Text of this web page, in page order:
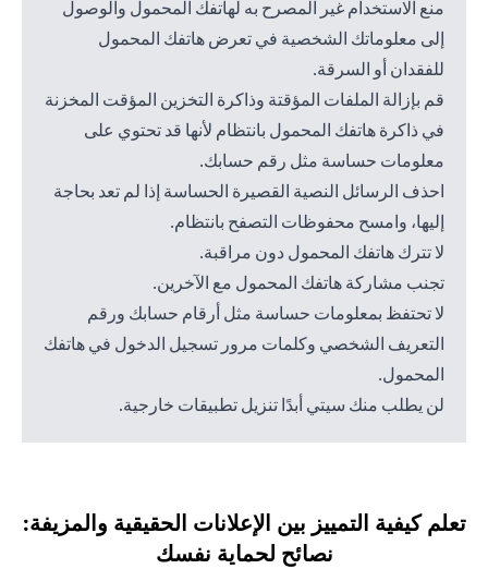
منع الاستخدام غير المصرح به لهاتفك المحمول والوصول
إلى معلوماتك الشخصية في تعرض هاتفك المحمول
للفقدان أو السرقة.
قم بإزالة الملفات المؤقتة وذاكرة التخزين المؤقت المخزنة
في ذاكرة هاتفك المحمول بانتظام لأنها قد تحتوي على
معلومات حساسة مثل رقم حسابك.
احذف الرسائل النصية القصيرة الحساسة إذا لم تعد بحاجة
إليها، وامسح محفوظات التصفح بانتظام.
لا تترك هاتفك المحمول دون مراقبة.
تجنب مشاركة هاتفك المحمول مع الآخرين.
لا تحتفظ بمعلومات حساسة مثل أرقام حسابك ورقم
التعريف الشخصي وكلمات مرور تسجيل الدخول في هاتفك
المحمول.
لن يطلب منك سيتي أبدًا تنزيل تطبيقات خارجية.
تعلم كيفية التمييز بين الإعلانات الحقيقية والمزيفة:
نصائح لحماية نفسك